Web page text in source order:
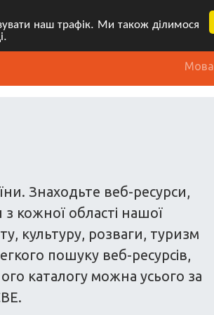
наш трафік. Ми також ділимося
Мова
Знаходьте веб-ресурси,
кожної області нашої
культуру, розваги, туризм
пошуку веб-ресурсів,
каталогу можна усього за